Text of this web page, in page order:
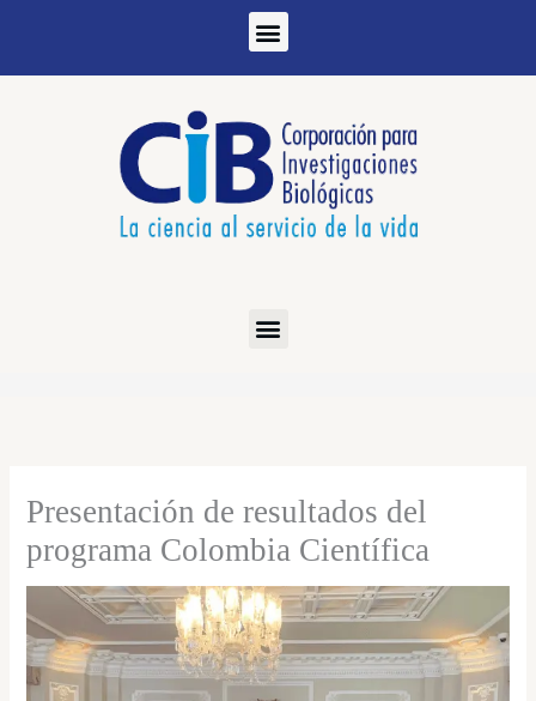
Presentación de resultados del
programa Colombia Científica